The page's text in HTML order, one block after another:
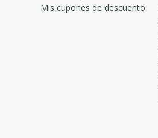
Mis cupones de descuento